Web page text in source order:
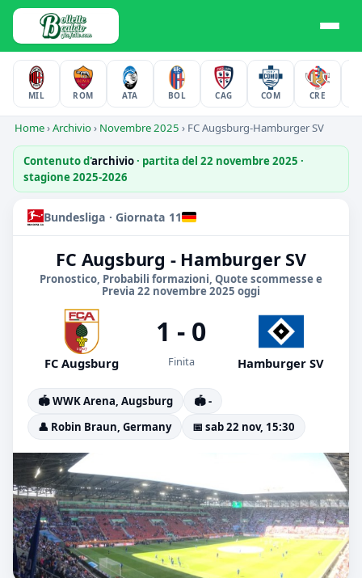
MIL ROM ATA BOL CAG COM CRE
Home›Archivio› Novembre 2025 › FC Augsburg-Hamburger SV
Contenuto d'archivio· partita del 22 novembre 2025 ·
stagione 2025-2026
Bundesliga · Giornata 11
FC Augsburg - Hamburger SV
Pronostico, Probabili formazioni, Quote scommesse e
Previa 22 novembre 2025 oggi
FC Augsburg
1 - 0
Finita Hamburger SV
🏟️ WWK Arena, Augsburg
🏟️ -
👤 Robin Braun, Germany
📅 sab 22 nov, 15:30